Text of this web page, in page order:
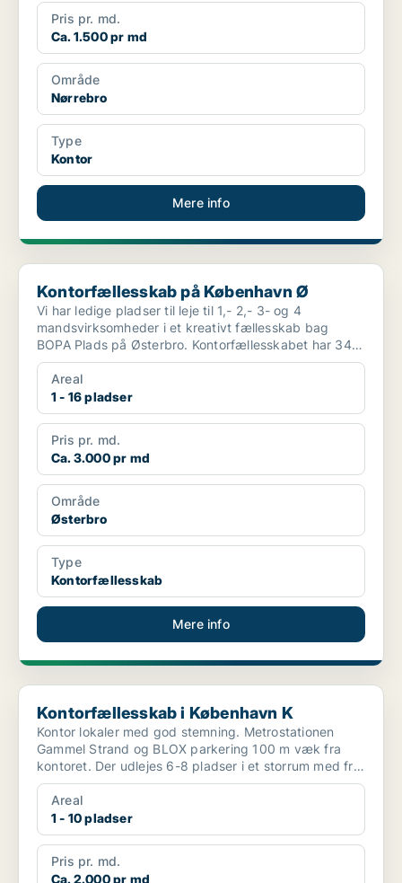
Pris pr. md.
Ca. 1.500 pr md
Område
Nørrebro
Type
Kontor
Mere info
Kontorfællesskab på København Ø
Kontorfællesskab på København Ø
Vi har ledige pladser til leje til 1,- 2,- 3- og 4
mandsvirksomheder i et kreativt fællesskab bag
BOPA Plads på Østerbro. Kontorfællesskabet har 34
plads...
Areal
1 - 16 pladser
Pris pr. md.
Ca. 3.000 pr md
Område
Østerbro
Type
Kontorfællesskab
Mere info
Kontorfællesskab i København K
Kontorfællesskab i København K
Kontor lokaler med god stemning. Metrostationen
Gammel Strand og BLOX parkering 100 m væk fra
kontoret. Der udlejes 6-8 pladser i et storrum med fri
benyt...
Areal
1 - 10 pladser
Pris pr. md.
Ca. 2.000 pr md